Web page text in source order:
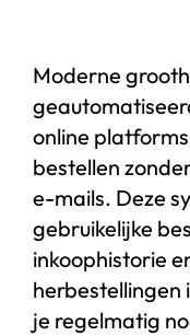
Moderne
online
bestellen
e-mails. Deze
gebruikelijke
inkoophistorie
herbestellingen
je regelmatig